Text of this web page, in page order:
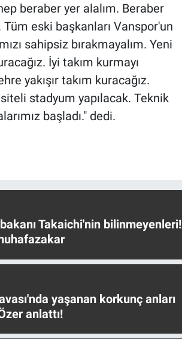
beraber yer alalım. Beraber
eski başkanları Vanspor'un
sahipsiz bırakmayalım. Yeni
İyi takım kurmayı
yakışır takım kuracağız.
stadyum yapılacak. Teknik
başladı." dedi.
Takaichi'nin bilinmeyenleri!
yaşanan korkunç anları
anlattı!